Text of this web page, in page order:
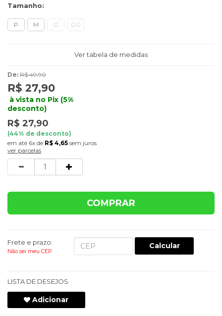
Tamanho:
P M G GG
Ver tabela de medidas
De: R$ 49,90
R$ 27,90
à vista no Pix (5%
desconto)
R$ 27,90
(44% de desconto)
6x de R$ 4,65 sem juros
ver parcelas
Quantidade
COMPRAR
Frete e prazo:
Não sei meu CEP
Calcular
LISTA DE DESEJOS
Adicionar